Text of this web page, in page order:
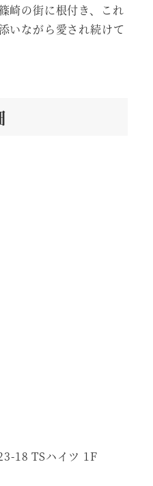
崎の街に根付き、これ
いながら愛され続けて
18 TSハイツ 1F